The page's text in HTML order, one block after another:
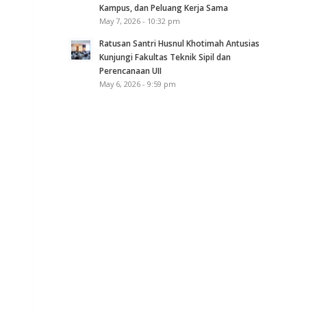
Kampus, dan Peluang Kerja Sama
May 7, 2026 - 10:32 pm
Ratusan Santri Husnul Khotimah Antusias
Kunjungi Fakultas Teknik Sipil dan
Perencanaan UII
May 6, 2026 - 9:59 pm